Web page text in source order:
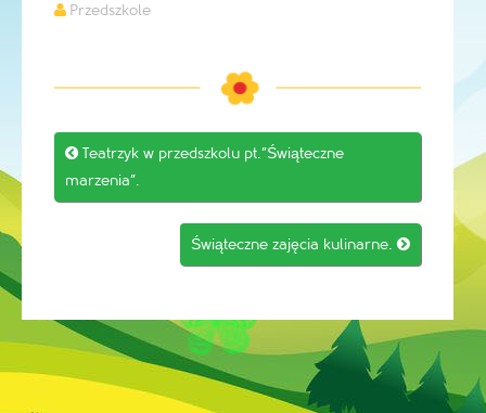
Przedszkole
Post
navigation
 Teatrzyk w przedszkolu pt.”Świąteczne
marzenia”.
Świąteczne zajęcia kulinarne. 